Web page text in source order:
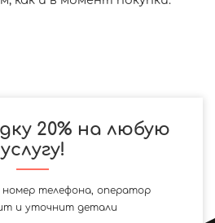
20% на любую
услугу!
телефона, оператор
и уточнит детали